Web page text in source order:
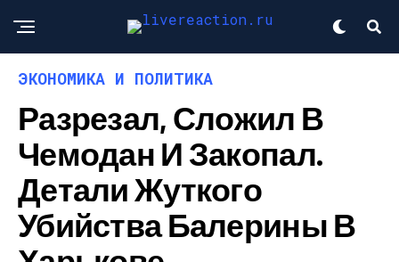
ЭКОНОМИКА И ПОЛИТИКА
Разрезал, Сложил В
Чемодан И Закопал.
Детали Жуткого
Убийства Балерины В